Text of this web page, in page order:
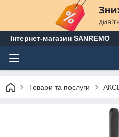
Інтернет-магазин SANREMO
Товари та послуги